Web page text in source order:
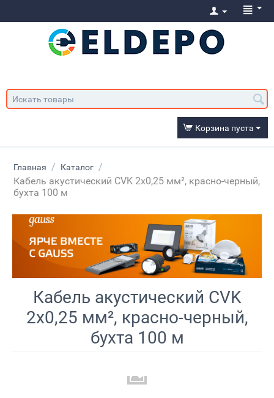
Корзина пуста
Главная / Каталог /
Кабель акустический CVK 2х0,25 мм², красно-черный,
бухта 100 м
Кабель акустический CVK
2х0,25 мм², красно-черный,
бухта 100 м